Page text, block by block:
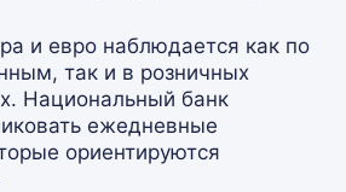
и евро наблюдается как по
так и в розничных
Национальный банк
ежедневные
ориентируются